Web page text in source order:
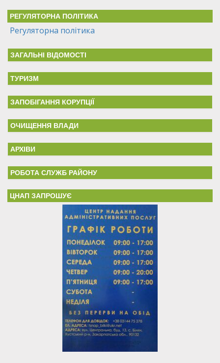
РЕГУЛЯТОРНА ПОЛІТИКА
Регуляторна політика
ЗАГАЛЬНІ ВІДОМОСТІ
ТУРИЗМ
ЗАПОБІГАННЯ КОРУПЦІЇ
ОЧИЩЕННЯ ВЛАДИ
АРХІВИ
РОБОТА СЛУЖБ РАЙОНУ
ЦНАП ЗАПРОШУЄ